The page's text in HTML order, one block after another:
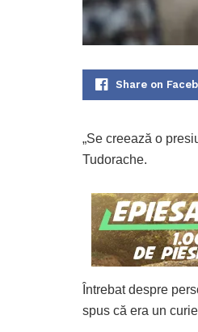
Share on
„Se creează o
Tudorache.
Întrebat despre
spus că era un